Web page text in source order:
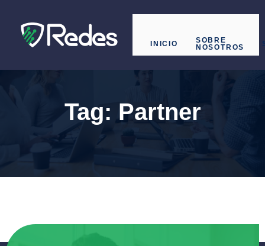
INICIO
SOBRE
NOSOTROS
Tag: Partner